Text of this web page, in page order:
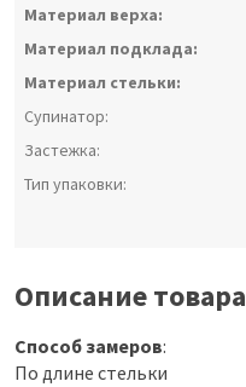
Материал верха:
Материал подклада:
Материал стельки:
Супинатор:
Застежка:
Тип упаковки:
Описание товара
Способ замеров:
По длине стельки